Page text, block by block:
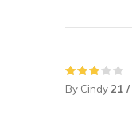
By Cindy 21 /